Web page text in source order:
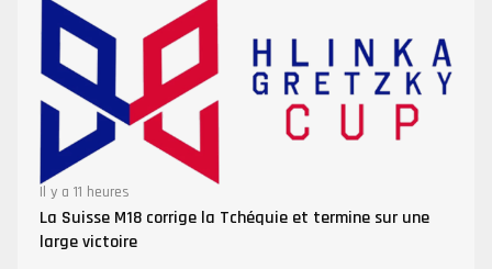
Il y a 11 heures
La Suisse M18 corrige la Tchéquie et termine sur une
large victoire